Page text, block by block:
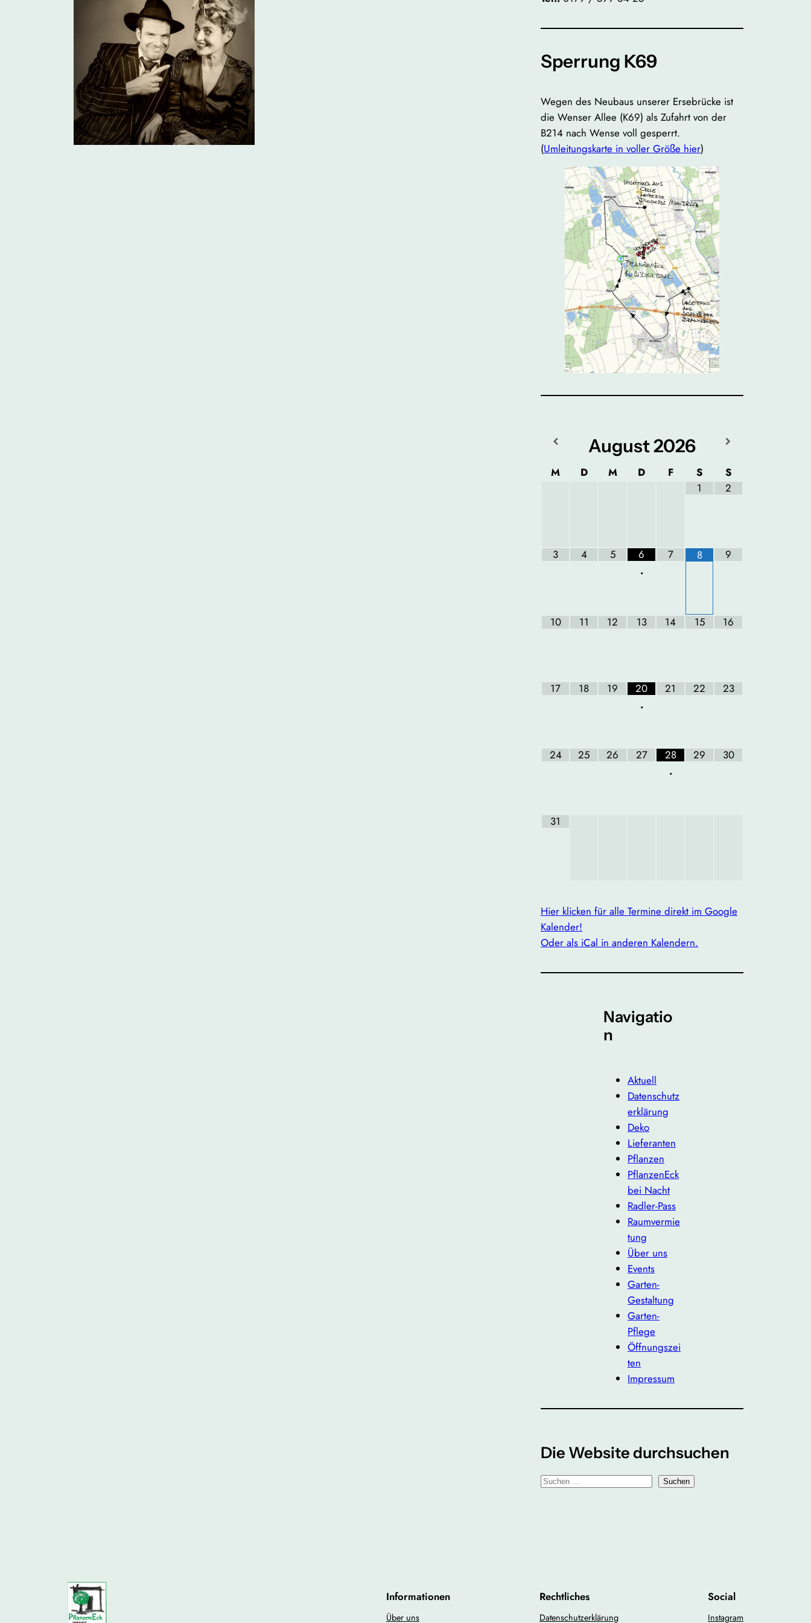
Sperrung K69
Wegen des Neubaus unserer Ersebrücke ist
die Wenser Allee (K69) als Zufahrt von der
B214 nach Wense voll gesperrt.
(Umleitungskarte in voller Größe hier)
August2026
M D M D F S
S
1
2
3 4 5
6
•
7 8 9
10 11 12 13 14 15 16
17 18 19
20
•
21 22 23
24 25 26 27
28
•
29 30
31
Hier klicken für alle Termine direkt im Google
Kalender!
Oder als iCal in anderen Kalendern.
Navigatio
n
Aktuell
Datenschutz
erklärung
Deko
Lieferanten
Pflanzen
PflanzenEck
bei Nacht
Radler-Pass
Raumvermie
tung
Über uns
Events
Garten-
Gestaltung
Garten-
Pflege
Öffnungszei
ten
Impressum
Die Website durchsuchen
S
Suchen
Informationen
Über uns
Rechtliches
Datenschutzerklärung
Social
Instagram